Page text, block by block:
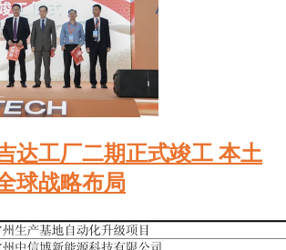
达工厂二期正式竣工 本土
球战略布局